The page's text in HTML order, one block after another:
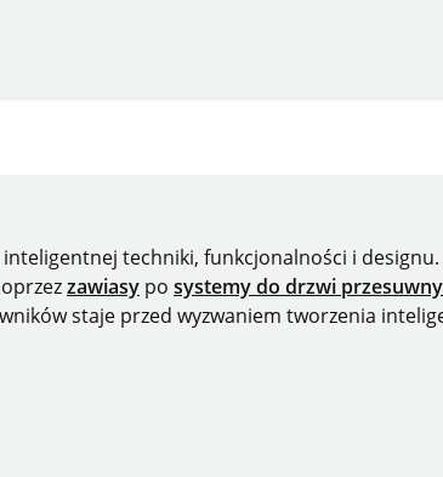
inteligentnej techniki, funkcjonalności i
zawiasy po systemy do drzwi
staje przed wyzwaniem tworzenia